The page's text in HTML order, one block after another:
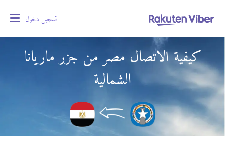
تسجيل دخول
كيفية الاتصال مصر من جزر ماريانا
الشمالية